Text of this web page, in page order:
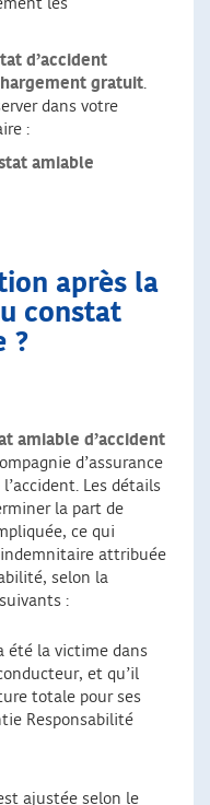
les
d’accident
gratuit.
dans votre
:
amiable
après la
constat
?
amiable d’accident
d’assurance
Les détails
la part de
ce qui
attribuée
selon la
:
été la victime dans
et qu’il
totale pour ses
Responsabilité
ajustée selon le